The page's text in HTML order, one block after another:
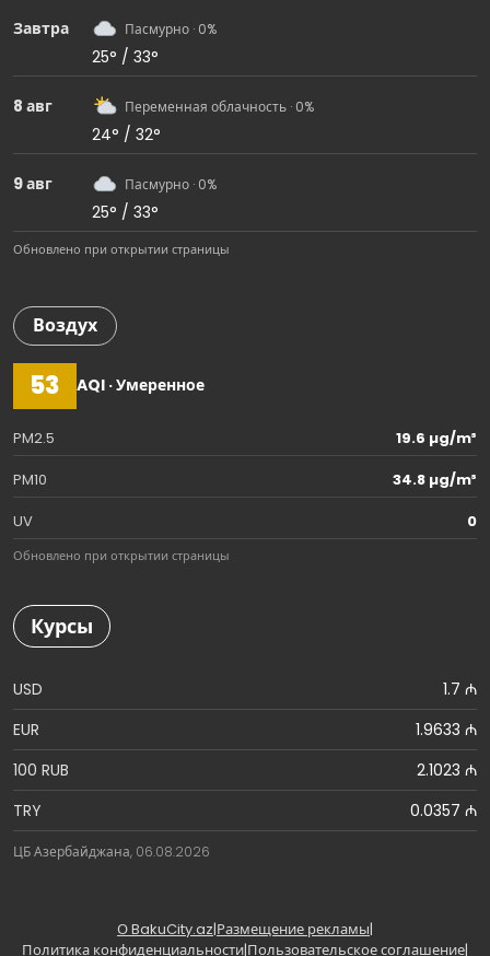
Завтра Пасмурно · 0%
25° / 33°
8 авг Переменная облачность · 0%
24° / 32°
9 авг Пасмурно · 0%
25° / 33°
Обновлено при открытии страницы
Воздух
53 AQI · Умеренное
PM2.5
19.6 µg/m³
PM10
34.8 µg/m³
UV
0
Обновлено при открытии страницы
Курсы
USD
1.7 ₼
EUR
1.9633 ₼
100 RUB
2.1023 ₼
TRY
0.0357 ₼
ЦБ Азербайджана, 06.08.2026
О BakuCity.az|Размещение рекламы|
Политика конфиденциальности|Пользовательское соглашение|